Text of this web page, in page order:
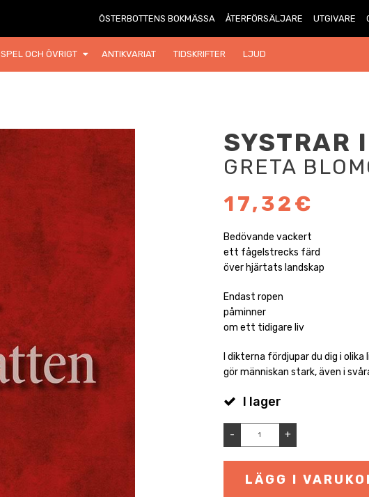
ÖSTERBOTTENS BOKMÄSSA ÅTERFÖRSÄLJARE UTGIVARE
SPEL OCH ÖVRIGT ANTIKVARIAT TIDSKRIFTER LJUD
SYSTRAR
GRETA
17,32€
Bedövande vackert
ett fågelstrecks färd
över hjärtats landskap
Endast ropen
påminner
om ett tidigare liv
I dikterna fördjupar du dig i
gör människan stark, även i
I lager
- +
LÄGG I